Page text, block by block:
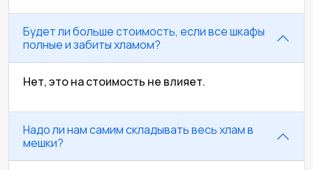
Будет ли больше стоимость, если все шкафы
полные и забиты хламом?
Нет, это на стоимость не влияет.
Надо ли нам самим складывать весь хлам в
мешки?